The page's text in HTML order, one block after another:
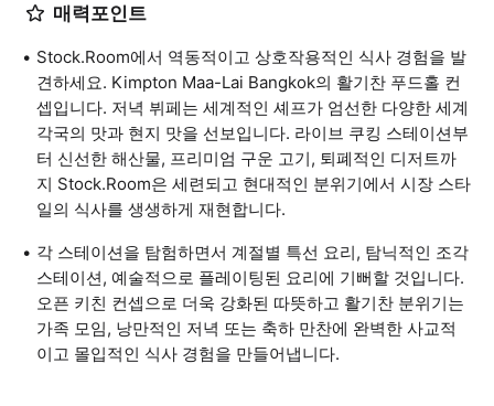
매력포인트
Stock.Room에서 역동적이고 상호작용적인 식사 경험을 발
견하세요. Kimpton Maa-Lai Bangkok의 활기찬 푸드홀 컨
셉입니다. 저녁 뷔페는 세계적인 셰프가 엄선한 다양한 세계
각국의 맛과 현지 맛을 선보입니다. 라이브 쿠킹 스테이션부
터 신선한 해산물, 프리미엄 구운 고기, 퇴폐적인 디저트까
지 Stock.Room은 세련되고 현대적인 분위기에서 시장 스타
일의 식사를 생생하게 재현합니다.
각 스테이션을 탐험하면서 계절별 특선 요리, 탐닉적인 조각
스테이션, 예술적으로 플레이팅된 요리에 기뻐할 것입니다.
오픈 키친 컨셉으로 더욱 강화된 따뜻하고 활기찬 분위기는
가족 모임, 낭만적인 저녁 또는 축하 만찬에 완벽한 사교적
이고 몰입적인 식사 경험을 만들어냅니다.